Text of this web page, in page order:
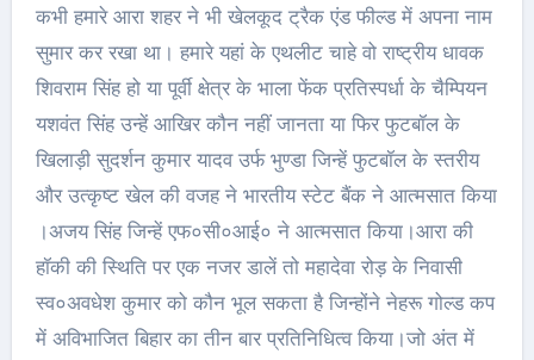
कभी हमारे आरा शहर ने भी खेलकूद ट्रैक एंड फील्ड में अपना नाम
सुमार कर रखा था। हमारे यहां के एथलीट चाहे वो राष्ट्रीय धावक
शिवराम सिंह हो या पूर्वी क्षेत्र के भाला फेंक प्रतिस्पर्धा के चैम्पियन
यशवंत सिंह उन्हें आखिर कौन नहीं जानता या फिर फुटबॉल के
खिलाड़ी सुदर्शन कुमार यादव उर्फ भुण्डा जिन्हें फुटबॉल के स्तरीय
और उत्कृष्ट खेल की वजह ने भारतीय स्टेट बैंक ने आत्मसात किया
।अजय सिंह जिन्हें एफ०सी०आई० ने आत्मसात किया।आरा की
हॉकी की स्थिति पर एक नजर डालें तो महादेवा रोड़ के निवासी
स्व०अवधेश कुमार को कौन भूल सकता है जिन्होंने नेहरू गोल्ड कप
में अविभाजित बिहार का तीन बार प्रतिनिधित्व किया।जो अंत में